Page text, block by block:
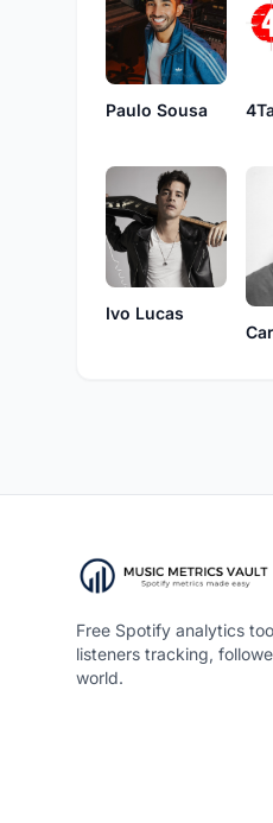
Paulo Sousa
Ivo Lucas
Free Spotify analytics
listeners tracking,
world.